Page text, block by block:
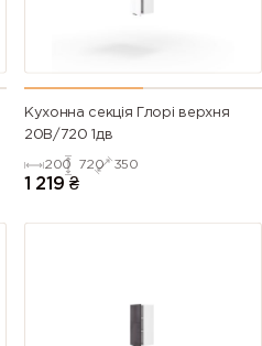
Кухонна секція Глорі верхня
20В/720 1дв
200 720 350
1 219 ₴